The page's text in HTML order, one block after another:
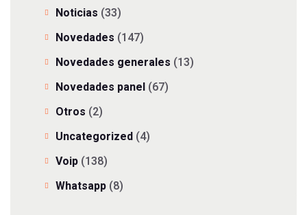
Noticias (33)
Novedades (147)
Novedades generales (13)
Novedades panel (67)
Otros (2)
Uncategorized (4)
Voip (138)
Whatsapp (8)